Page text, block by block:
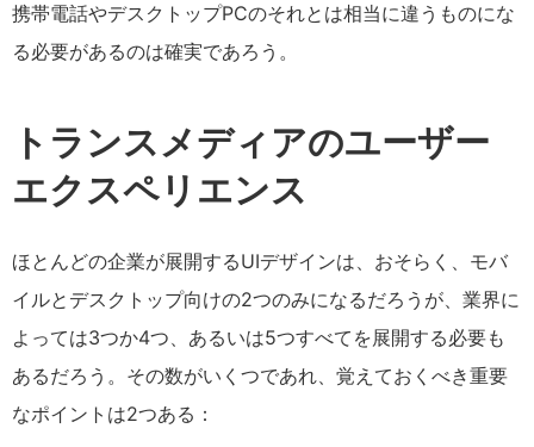
携帯電話やデスクトップPCのそれとは相当に違うものにな
る必要があるのは確実であろう。
トランスメディアのユーザー
エクスペリエンス
ほとんどの企業が展開するUIデザインは、おそらく、モバ
イルとデスクトップ向けの2つのみになるだろうが、業界に
よっては3つか4つ、あるいは5つすべてを展開する必要も
あるだろう。その数がいくつであれ、覚えておくべき重要
なポイントは2つある：